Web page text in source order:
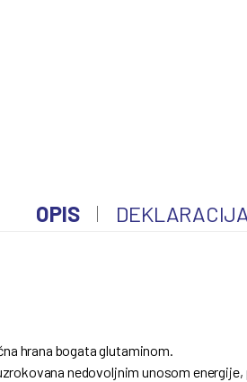
OPIS
hrana bogata glutaminom.
nedovoljnim unosom